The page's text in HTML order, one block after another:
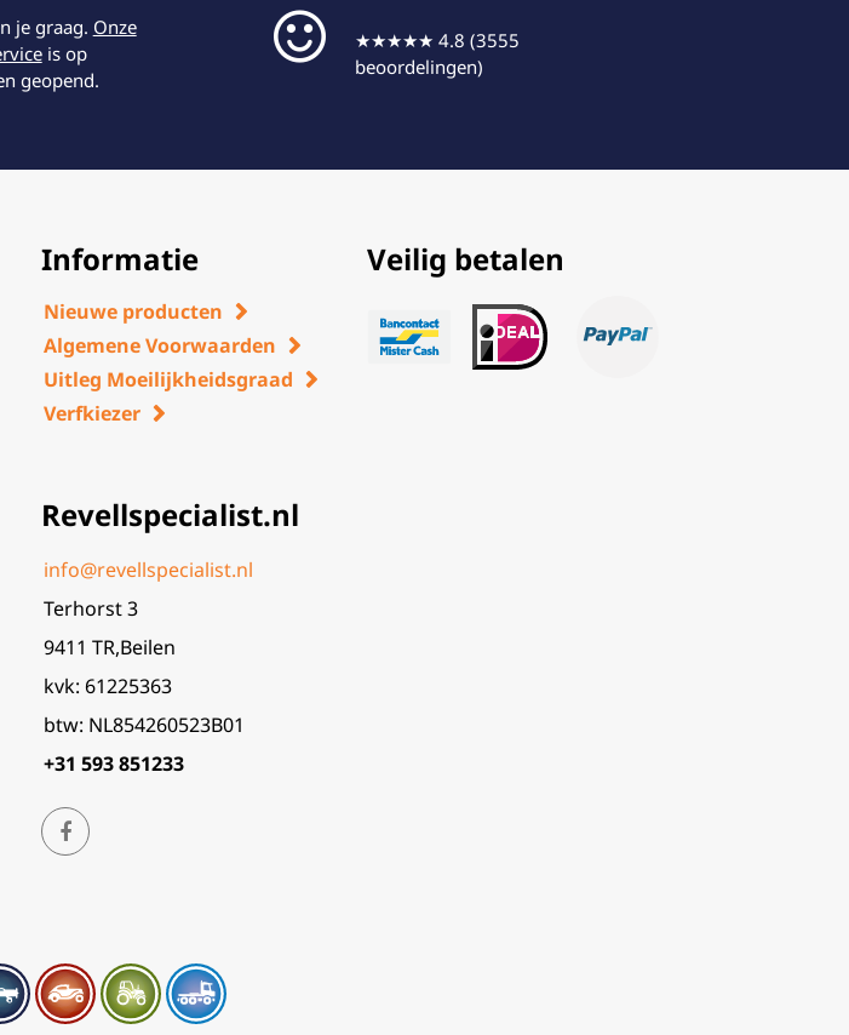
je graag. Onze
is op
geopend.
★★★★★ 4.8 (3555
beoordelingen)
Informatie
Nieuwe producten
Algemene Voorwaarden
Uitleg Moeilijkheidsgraad
Verfkiezer
Revellspecialist.nl
info@revellspecialist.nl
Terhorst 3
9411 TR,Beilen
kvk: 61225363
btw: NL854260523B01
+31 593 851233
Veilig betalen